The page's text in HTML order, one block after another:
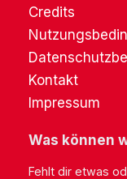
Credits
Kontakt
Impressum
Was können
Fehlt dir etwas